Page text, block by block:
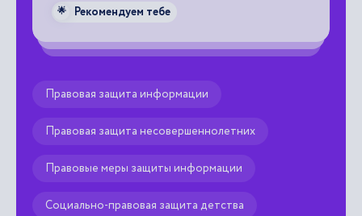
🌟 Рекомендуем тебе
Правовая защита информации
Правовая защита несовершеннолетних
Правовые меры защиты информации
Социально-правовая защита детства